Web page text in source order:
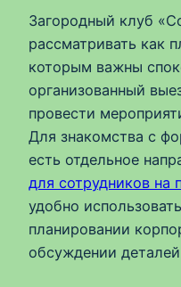
Загородный клуб
рассматривать как
которым важны
организованный
провести
Для знакомства с
есть отдельное
для сотрудников на
удобно
планировании
обсуждении